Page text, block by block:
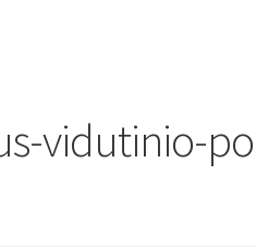
vidutinio-